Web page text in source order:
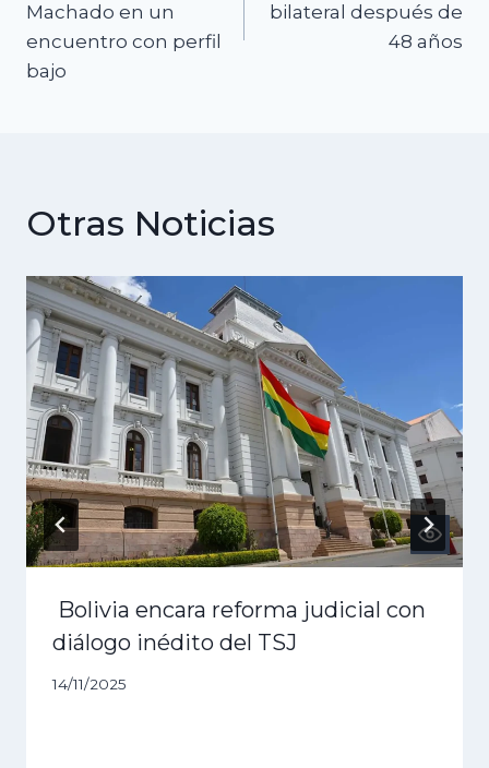
entradas
Machado en un
encuentro con perfil
bajo
bilateral después de
48 años
Otras Noticias
Bolivia encara reforma judicial con
diálogo inédito del TSJ
14/11/2025